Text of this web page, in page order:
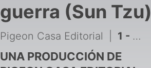
guerra (Sun Tzu)
Pigeon Casa Editorial 1 - El arte de la guerra (Sun Tzu) | Audiolibro completo
UNA PRODUCCIÓN DE